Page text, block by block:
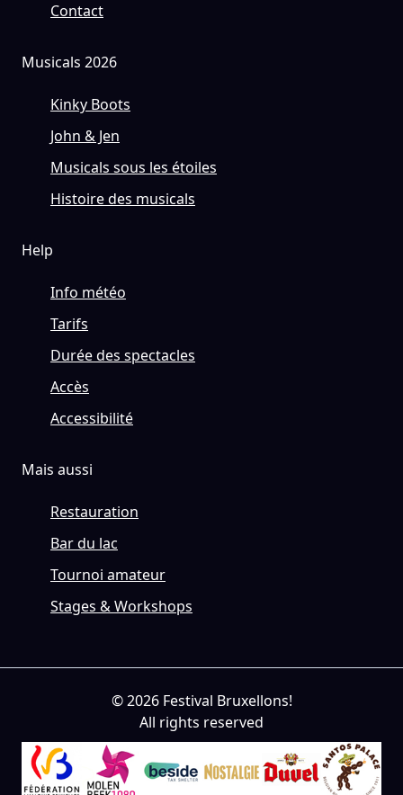
Contact
Musicals 2026
Kinky Boots
John & Jen
Musicals sous les étoiles
Histoire des musicals
Help
Info météo
Tarifs
Durée des spectacles
Accès
Accessibilité
Mais aussi
Restauration
Bar du lac
Tournoi amateur
Stages & Workshops
© 2026 Festival Bruxellons!
All rights reserved